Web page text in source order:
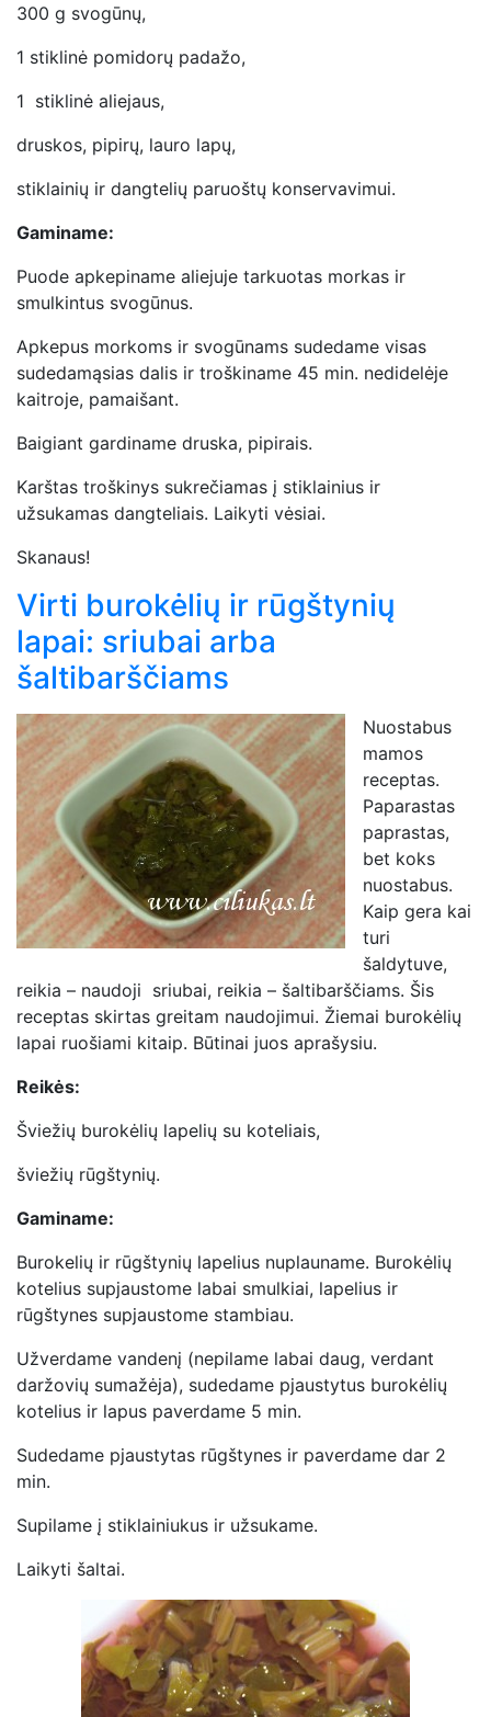
300 g svogūnų,
1 stiklinė pomidorų padažo,
1 stiklinė aliejaus,
druskos, pipirų, lauro lapų,
stiklainių ir dangtelių paruoštų konservavimui.
Gaminame:
Puode apkepiname aliejuje tarkuotas morkas ir
smulkintus svogūnus.
Apkepus morkoms ir svogūnams sudedame visas
sudedamąsias dalis ir troškiname 45 min. nedidelėje
kaitroje, pamaišant.
Baigiant gardiname druska, pipirais.
Karštas troškinys sukrečiamas į stiklainius ir
užsukamas dangteliais. Laikyti vėsiai.
Skanaus!
Virti burokėlių ir rūgštynių
lapai: sriubai arba
šaltibarščiams
Nuostabus
mamos
receptas.
Paparastas
paprastas,
bet koks
nuostabus.
Kaip gera kai
turi
šaldytuve,
reikia – naudoji sriubai, reikia – šaltibarščiams. Šis
receptas skirtas greitam naudojimui. Žiemai burokėlių
lapai ruošiami kitaip. Būtinai juos aprašysiu.
Reikės:
Šviežių burokėlių lapelių su koteliais,
šviežių rūgštynių.
Gaminame:
Burokelių ir rūgštynių lapelius nuplauname. Burokėlių
kotelius supjaustome labai smulkiai, lapelius ir
rūgštynes supjaustome stambiau.
Užverdame vandenį (nepilame labai daug, verdant
daržovių sumažėja), sudedame pjaustytus burokėlių
kotelius ir lapus paverdame 5 min.
Sudedame pjaustytas rūgštynes ir paverdame dar 2
min.
Supilame į stiklainiukus ir užsukame.
Laikyti šaltai.